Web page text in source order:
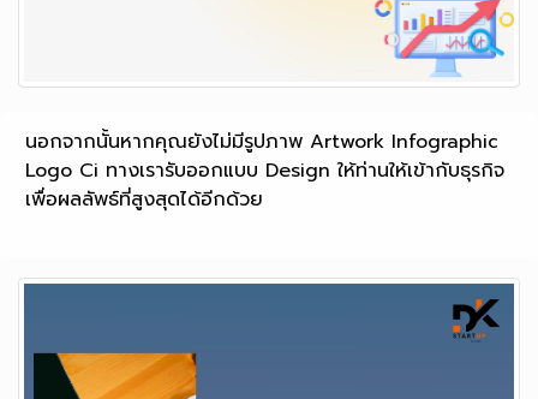
นอกจากนั้นหากคุณยังไม่มีรูปภาพ Artwork Infographic
Logo Ci ทางเรารับออกแบบ Design ให้ท่านให้เข้ากับธุรกิจ
เพื่อผลลัพธ์ที่สูงสุดได้อีกด้วย